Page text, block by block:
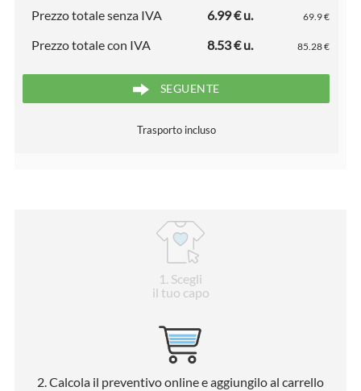
Prezzo totale senza IVA
6.99 € u. 69.9 €
Prezzo totale con IVA 8.53 € u. 85.28 €
SEGUENTE
Trasporto incluso
1 . Scegli
il tuo capo
2. Calcola il preventivo online e aggiungilo al carrello